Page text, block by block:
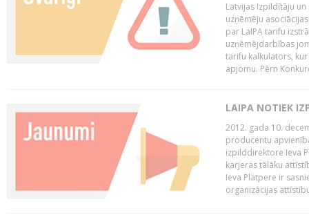
Latvijas Izpildītāju
uzņēmēju
par LaIPA tarifu
uzņēmējdarbības
tarifu kalkulators,
apjomu. Pērn
LAIPA NOTIEK
2012. gada 10.
producentu
izpilddirektore Ieva
karjeras tālāku
Ieva Platpere ir
organizācijas